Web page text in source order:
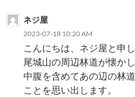
ョ
ン
ネジ屋
2023-07-18 10:20 AM
こんにちは、ネジ屋と申し
尾城山の周辺林道が懐かし
中腹を含めてあの辺の林
ことを思い出します。